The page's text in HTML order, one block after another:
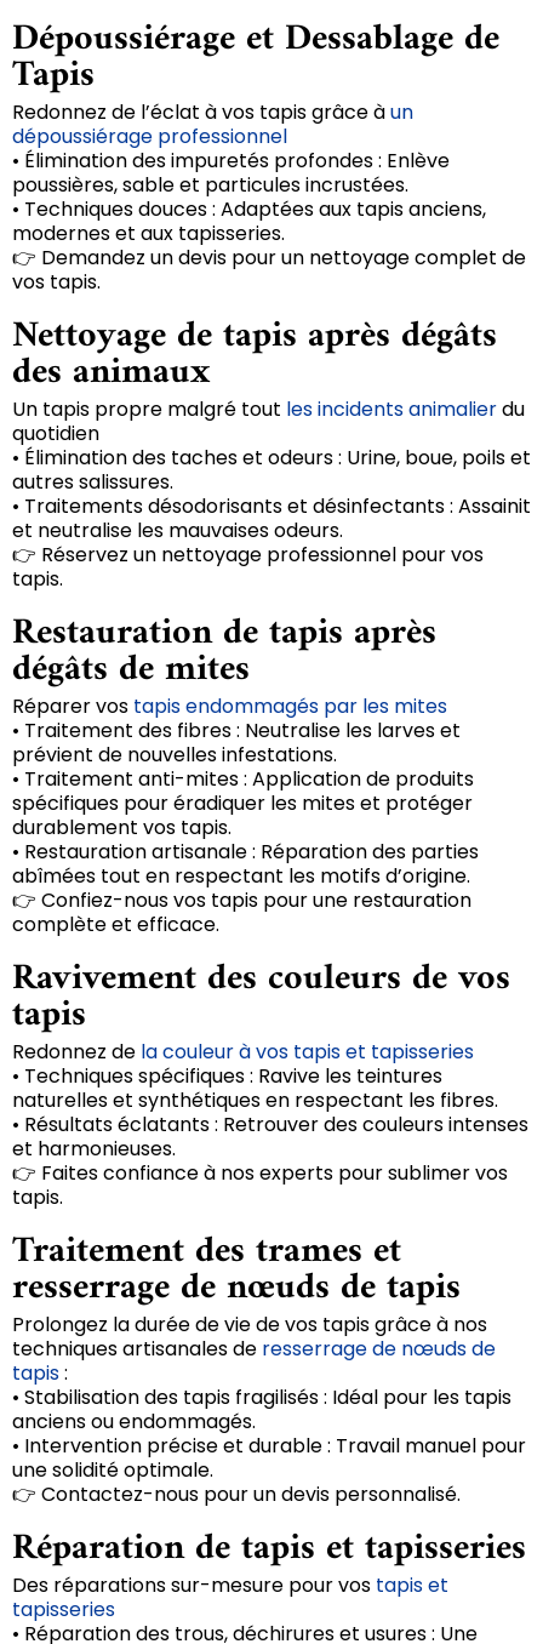
Dépoussiérage et Dessablage de
Tapis
Redonnez de l’éclat à vos tapis grâce àun
dépoussiérage professionnel
• Élimination des impuretés profondes : Enlève
poussières, sable et particules incrustées.
• Techniques douces : Adaptées aux tapis anciens,
modernes et aux tapisseries.
👉 Demandez un devis pour un nettoyage complet de
vos tapis.
Nettoyage de tapis après dégâts
des animaux
Un tapis propre malgré tout les incidents animalierdu
quotidien
• Élimination des taches et odeurs : Urine, boue, poils et
autres salissures.
• Traitements désodorisants et désinfectants : Assainit
et neutralise les mauvaises odeurs.
👉 Réservez un nettoyage professionnel pour vos
tapis.
Restauration de tapis après
dégâts de mites
Réparer vos tapis endommagés par les mites
• Traitement des fibres : Neutralise les larves et
prévient de nouvelles infestations.
• Traitement anti-mites : Application de produits
spécifiques pour éradiquer les mites et protéger
durablement vos tapis.
• Restauration artisanale : Réparation des parties
abîmées tout en respectant les motifs d’origine.
👉 Confiez-nous vos tapis pour une restauration
complète et efficace.
Ravivement des couleurs de vos
tapis
Redonnez de la couleur à vos tapis et tapisseries
• Techniques spécifiques : Ravive les teintures
naturelles et synthétiques en respectant les fibres.
• Résultats éclatants : Retrouver des couleurs intenses
et harmonieuses.
👉 Faites confiance à nos experts pour sublimer vos
tapis.
Traitement des trames et
resserrage de nœuds de tapis
Prolongez la durée de vie de vos tapis grâce à nos
techniques artisanales de resserrage de nœuds de
tapis:
• Stabilisation des tapis fragilisés : Idéal pour les tapis
anciens ou endommagés.
• Intervention précise et durable : Travail manuel pour
une solidité optimale.
👉 Contactez-nous pour un devis personnalisé.
Réparation de tapis et tapisseries
Des réparations sur-mesure pour vos tapis et
tapisseries
• Réparation des trous, déchirures et usures : Une